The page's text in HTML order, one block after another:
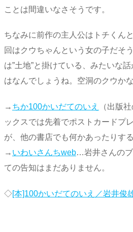
ことは間違いなさそうです。
ちなみに前作の主人公はトチくん
回はクウちゃんという女の子だそ
は”土地”と掛けている、みたいな
はなんでしょうね。空洞のクウか
→ ちか100かいだてのいえ
（出版
ックスでは先着でポストカードプ
が、他の書店でも何かあったりする
→ いわいさんちweb…岩井さんの
ての告知はまだありません。
◇[本]100かいだてのいえ／岩井俊